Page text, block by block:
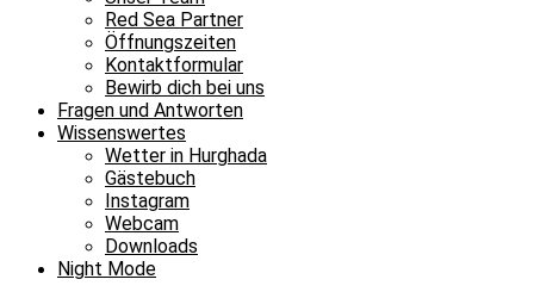
Red Sea Partner
Öffnungszeiten
Kontaktformular
Bewirb dich bei uns
Fragen und Antworten
Wissenswertes
Wetter in Hurghada
Gästebuch
Instagram
Webcam
Downloads
Night Mode